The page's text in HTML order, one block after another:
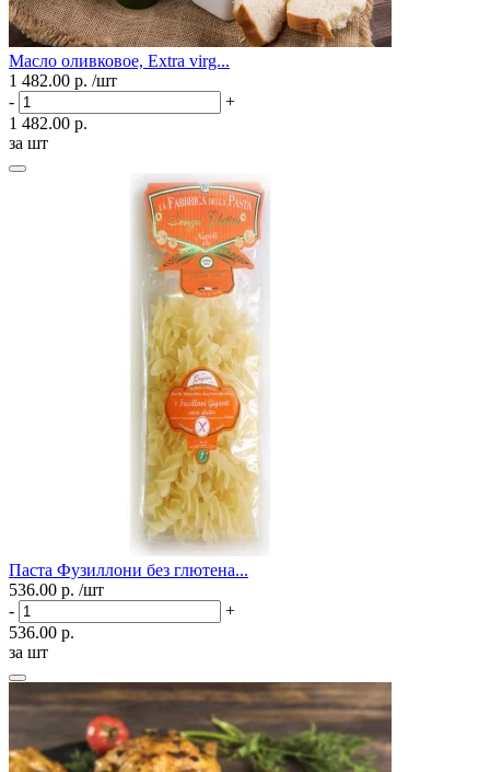
Масло оливковое, Extra virg...
1 482.00 р. /шт
-
+
1 482.00 р.
за шт
Паста Фузиллони без глютена...
536.00 р. /шт
-
+
536.00 р.
за шт